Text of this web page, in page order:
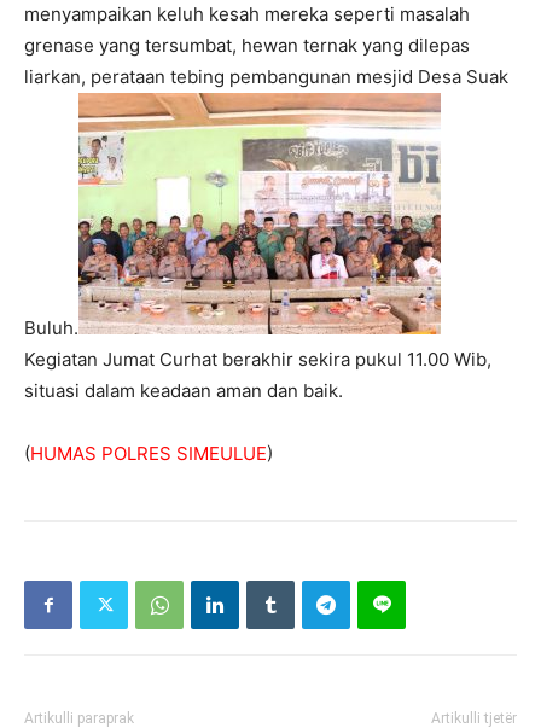
menyampaikan keluh kesah mereka seperti masalah
grenase yang tersumbat, hewan ternak yang dilepas
liarkan, perataan tebing pembangunan mesjid Desa Suak
Buluh.
Kegiatan Jumat Curhat berakhir sekira pukul 11.00 Wib,
situasi dalam keadaan aman dan baik.
(HUMAS POLRES SIMEULUE)
Artikulli paraprak Artikulli tjetër